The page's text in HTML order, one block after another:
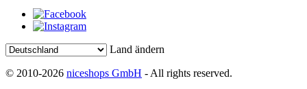
Land ändern
© 2010-2026 niceshops GmbH - All rights reserved.